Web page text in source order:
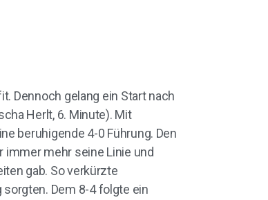
Dennoch gelang ein Start nach
Herlt, 6. Minute). Mit
beruhigende 4-0 Führung. Den
mehr seine Linie und
gab. So verkürzte
Dem 8-4 folgte ein